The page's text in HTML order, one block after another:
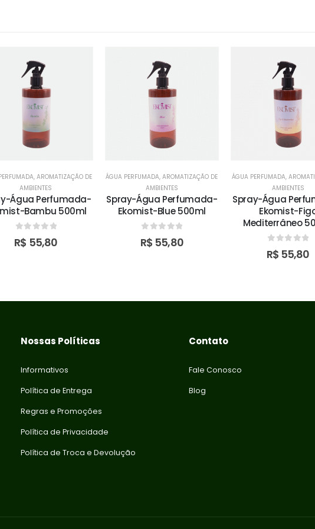
, AROMATIZAÇÃO DE
AMBIENTES
Água Perfumada-
Bambu 500ml
out of 5
R$ 55,80
ÁGUA PERFUMADA,AROMATIZAÇÃO DE
AMBIENTES
Spray-Água Perfumada-
Ekomist-Blue 500ml
out of 5
R$ 55,80
ÁGUA PERFUMADA,
AMBIENTES
Spray-Água
Ekomist-
Mediterrâneo
out of 5
R$ 55,80
Nossas Políticas
Informativos
Política de Entrega
Regras e Promoções
Política de Privacidade
Política de Troca e Devolução
Contato
Fale Conosco
Blog